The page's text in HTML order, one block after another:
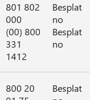
801 802
000
(00) 800
331
1412
Besplat
no
Besplat
no
800 20
Besplat